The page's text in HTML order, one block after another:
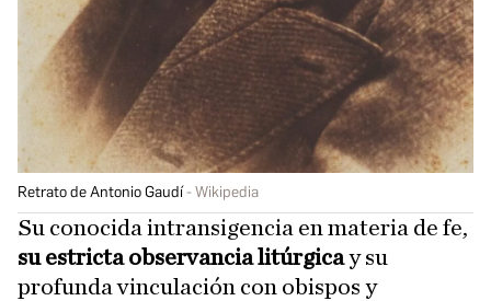
Retrato de Antonio Gaudí Wikipedia
Su conocida intransigencia en materia de fe,
su estricta observancia litúrgicay su
profunda vinculación con obispos y